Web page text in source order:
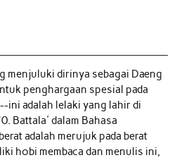
menjuluki dirinya sebagai Daeng
penghargaan spesial pada
ini adalah lelaki yang lahir di
Battala' dalam Bahasa
adalah merujuk pada berat
hobi membaca dan menulis ini,